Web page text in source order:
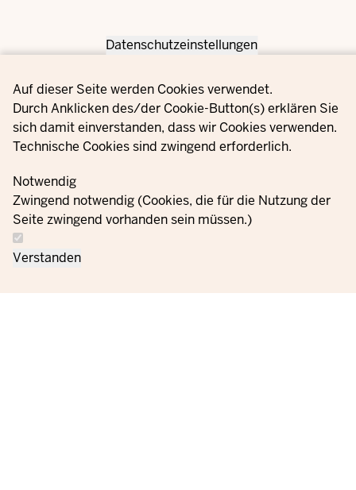
Privacy settings
Datenschutzeinstellungen
Auf dieser Seite werden Cookies verwendet.
Durch Anklicken des/der Cookie-Button(s) erklären Sie
sich damit einverstanden, dass wir Cookies verwenden.
Technische Cookies sind zwingend erforderlich.
Notwendig
Zwingend notwendig (Cookies, die für die Nutzung der
Seite zwingend vorhanden sein müssen.)
Verstanden